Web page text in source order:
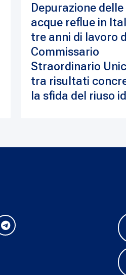
Depurazione delle
acque reflue in
tre anni di lavoro
Commissario
Straordinario
tra risultati
la sfida del riuso